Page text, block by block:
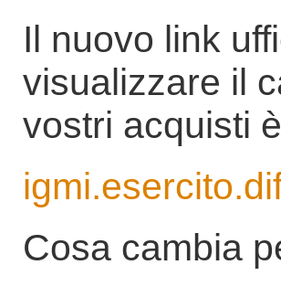
Il nuovo link
visualizzare il
vostri acquisti
Cosa cambia